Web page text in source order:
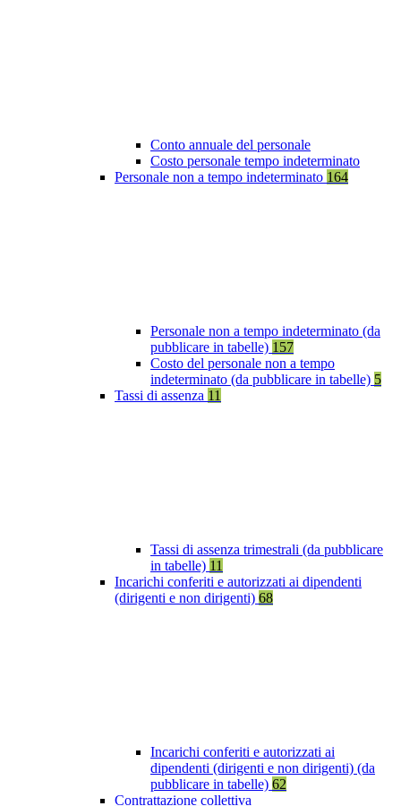
Conto annuale del personale
Costo personale tempo indeterminato
Personale non a tempo indeterminato 164
Personale non a tempo indeterminato (da
pubblicare in tabelle) 157
Costo del personale non a tempo
indeterminato (da pubblicare in tabelle) 5
Tassi di assenza 11
Tassi di assenza trimestrali (da pubblicare
in tabelle) 11
Incarichi conferiti e autorizzati ai dipendenti
(dirigenti e non dirigenti) 68
Incarichi conferiti e autorizzati ai
dipendenti (dirigenti e non dirigenti) (da
pubblicare in tabelle) 62
Contrattazione collettiva